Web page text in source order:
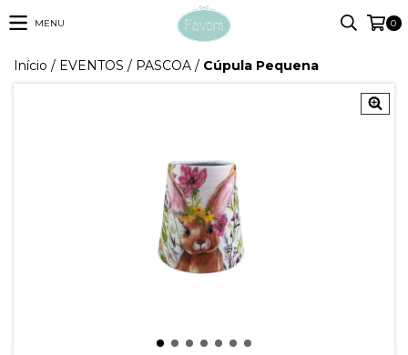
MENU 0
Início / EVENTOS / PASCOA / Cúpula Pequena